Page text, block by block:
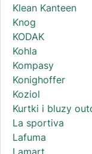
Klean Kanteen
Knog
KODAK
Kohla
Kompasy
Konighoffer
Koziol
Kurtki i bluzy
La sportiva
Lafuma
Lamart